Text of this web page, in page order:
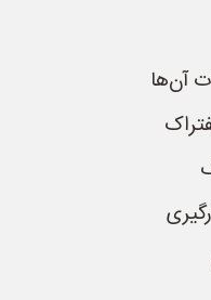
آن‌ها